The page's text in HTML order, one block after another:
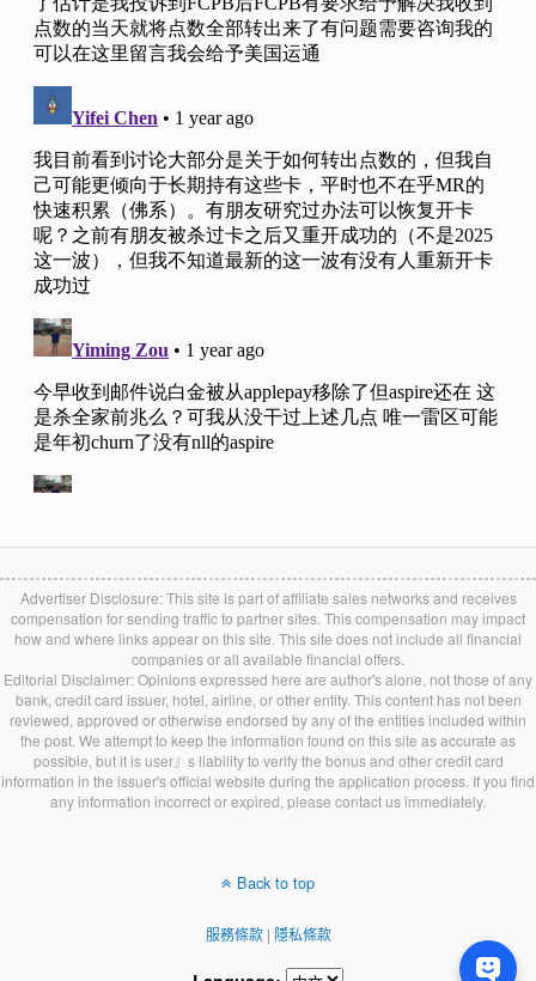
Advertiser Disclosure: This site is part of affiliate sales networks and receives
compensation for sending traffic to partner sites. This compensation may impact
how and where links appear on this site. This site does not include all financial
companies or all available financial offers.
Editorial Disclaimer: Opinions expressed here are author's alone, not those of any
bank, credit card issuer, hotel, airline, or other entity. This content has not been
reviewed, approved or otherwise endorsed by any of the entities included within
the post. We attempt to keep the information found on this site as accurate as
possible, but it is user』s liability to verify the bonus and other credit card
information in the issuer's official website during the application process. If you find
any information incorrect or expired, please contact us immediately.
Back to top
服務條款| 隱私條款